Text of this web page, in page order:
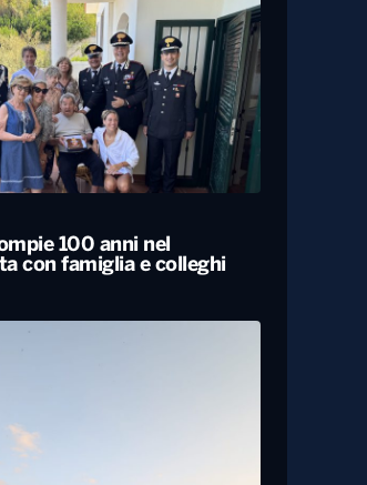
100 anni nel
con famiglia e colleghi